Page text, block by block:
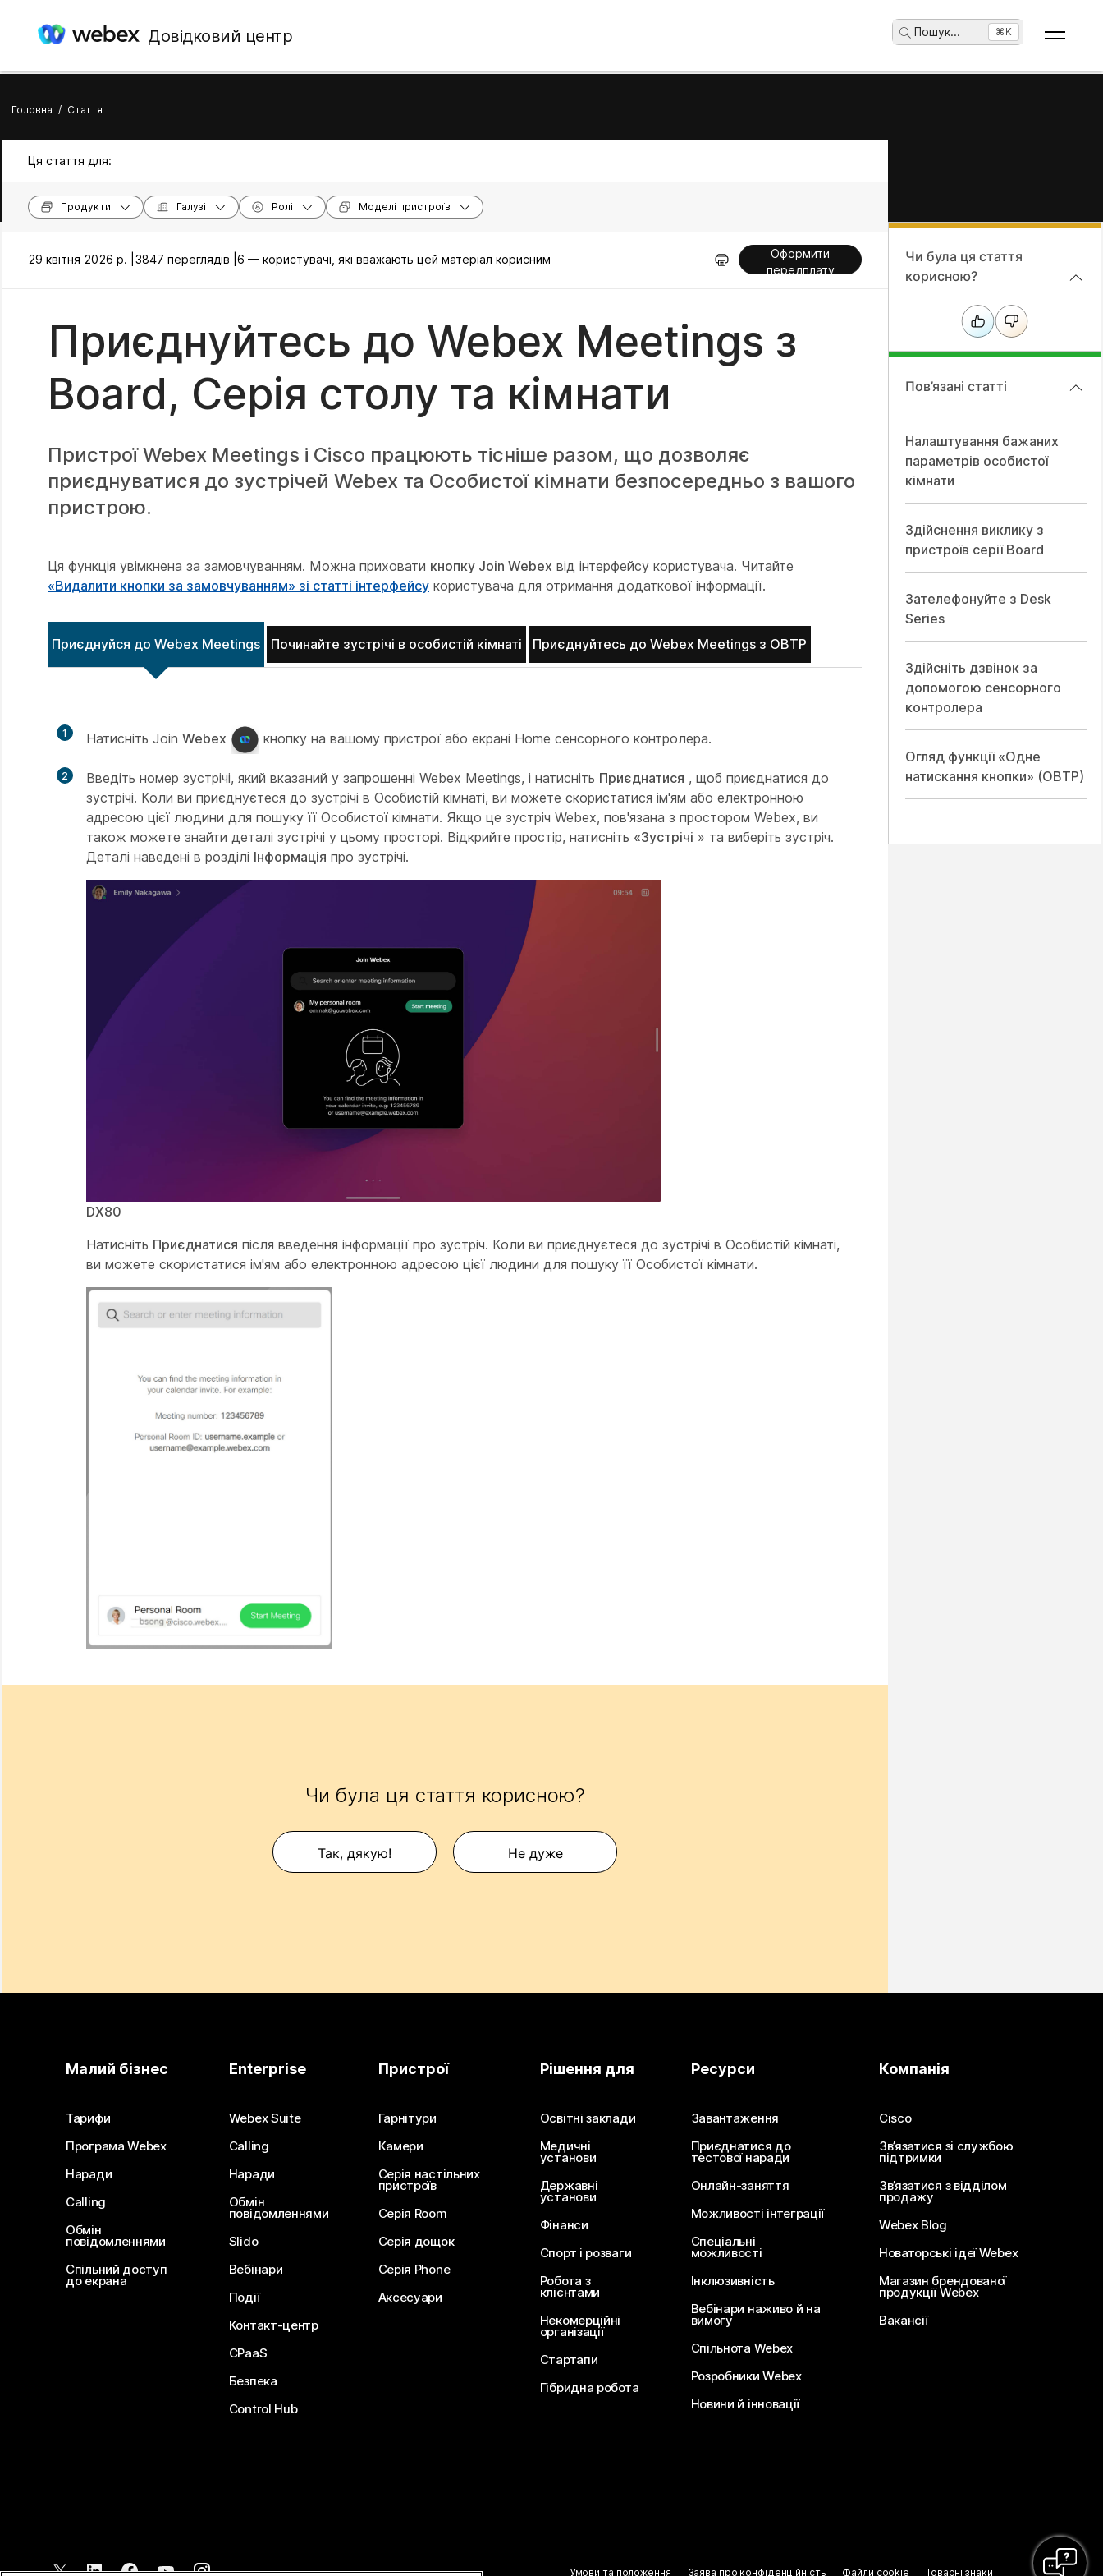
Довідковий центр Пошук... ⌘K
Головна / Стаття
Ця стаття для:
Продукти Галузі Ролі Моделі пристроїв
29 квітня 2026 р. | 3847 переглядів | 6 — користувачі, які вважають цей матеріал корисним
Оформити
передплату
Приєднуйтесь до Webex Meetings з
Board, Серія столу та кімнати
Пристрої Webex Meetings і Cisco працюють тісніше разом, що дозволяє
приєднуватися до зустрічей Webex та Особистої кімнати безпосередньо з вашого
пристрою.
Ця функція увімкнена за замовчуванням. Можна приховати кнопку Join Webex від інтерфейсу користувача. Читайте
«Видалити кнопки за замовчуванням» зі статті інтерфейсу користувача для отримання додаткової інформації.
Приєднуйся до Webex Meetings Починайте зустрічі в особистій кімнаті Приєднуйтесь до Webex Meetings з OBTP
1 Натисніть Join Webex кнопку на вашому пристрої або екрані Home сенсорного контролера.
2 Введіть номер зустрічі, який вказаний у запрошенні Webex Meetings, і натисніть Приєднатися , щоб приєднатися до
зустрічі. Коли ви приєднуєтеся до зустрічі в Особистій кімнаті, ви можете скористатися ім'ям або електронною
адресою цієї людини для пошуку її Особистої кімнати. Якщо це зустріч Webex, пов'язана з простором Webex, ви
також можете знайти деталі зустрічі у цьому просторі. Відкрийте простір, натисніть «Зустрічі » та виберіть зустріч.
Деталі наведені в розділі Інформація про зустрічі.
DX80
Натисніть Приєднатися після введення інформації про зустріч. Коли ви приєднуєтеся до зустрічі в Особистій кімнаті,
ви можете скористатися ім'ям або електронною адресою цієї людини для пошуку її Особистої кімнати.
Чи була ця стаття корисною?
Так, дякую! Не дуже
Чи була ця стаття
корисною?
Пов’язані статті
Налаштування бажаних
параметрів особистої
кімнати
Здійснення виклику з
пристроїв серії Board
Зателефонуйте з Desk
Series
Здійсніть дзвінок за
допомогою сенсорного
контролера
Огляд функції «Одне
натискання кнопки» (OBTP)
Малий бізнес
Тарифи
Програма Webex
Наради
Calling
Обмін
повідомленнями
Спільний доступ
до екрана
Enterprise
Webex Suite
Calling
Наради
Обмін
повідомленнями
Slido
Вебінари
Події
Контакт-центр
CPaaS
Безпека
Control Hub
Пристрої
Гарнітури
Камери
Серія настільних
пристроїв
Серія Room
Серія дощок
Серія Phone
Аксесуари
Рішення для
Освітні заклади
Медичні
установи
Державні
установи
Фінанси
Спорт і розваги
Робота з
клієнтами
Некомерційні
організації
Стартапи
Гібридна робота
Ресурси
Завантаження
Приєднатися до
тестової наради
Онлайн-заняття
Можливості інтеграції
Спеціальні
можливості
Інклюзивність
Вебінари наживо й на
вимогу
Спільнота Webex
Розробники Webex
Новини й інновації
Компанія
Cisco
Зв’язатися зі службою
підтримки
Зв’язатися з відділом
продажу
Webex Blog
Новаторські ідеї Webex
Магазин брендованої
продукції Webex
Вакансії
Умови та положення Заява про конфіденційність Файли cookie Товарні знаки